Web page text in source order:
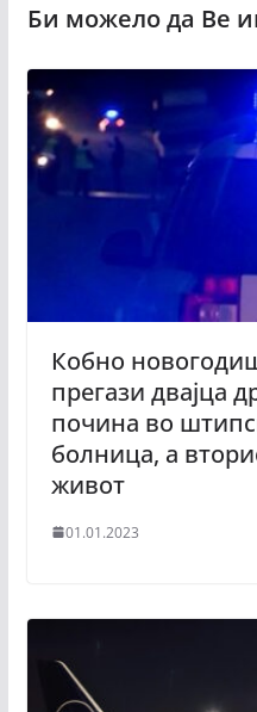
Кобно
прегази двајца
почина во
болница, а
живот
01.01.2023